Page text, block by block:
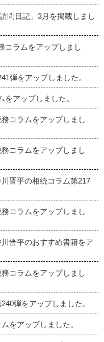
問日記」3月を掲載しまし
ラムをアップしまし
弾をアップしました。
アップしました。
コラムをアップしまし
コラムをアップしまし
晋平の相続コラム第217
コラムをアップしまし
晋平のおすすめ書籍をア
コラムをアップしまし
弾をアップしました。
をアップしました。